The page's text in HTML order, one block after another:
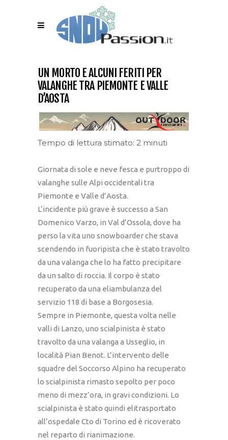
UN MORTO E ALCUNI FERITI PER
VALANGHE TRA PIEMONTE E VALLE
D’AOSTA
Tempo di lettura stimato: 2 minuti
Giornata di sole e neve fesca e purtroppo di
valanghe sulle Alpi occidentali tra
Piemonte e Valle d’Aosta.
L’incidente più grave è successo a San
Domenico Varzo, in Val d’Ossola, dove ha
perso la vita uno snowboarder che stava
scendendo in fuoripista che è stato travolto
da una valanga che lo ha fatto precipitare
da un salto di roccia. Il corpo è stato
recuperato da una eliambulanza del
servizio 118 di base a Borgosesia.
Sempre in Piemonte, questa volta nelle
valli di Lanzo, uno scialpinista è stato
travolto da una valanga a Usseglio, in
località Pian Benot. L’intervento delle
squadre del Soccorso Alpino ha recuperato
lo scialpinista rimasto sepolto per poco
meno di mezz’ora, in gravi condizioni. Lo
scialpinista è stato quindi elitrasportato
all’ospedale Cto di Torino ed è ricoverato
nel reparto di rianimazione.